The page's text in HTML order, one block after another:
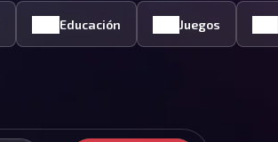
Educación Juegos